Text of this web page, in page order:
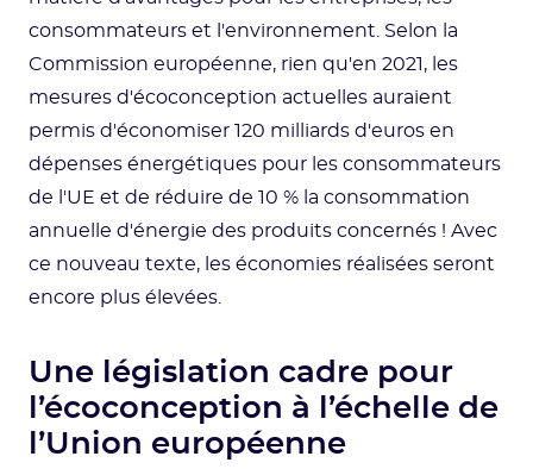
consommateurs et l'environnement. Selon la
Commission européenne, rien qu'en 2021, les
mesures d'écoconception actuelles auraient
permis d'économiser 120 milliards d'euros en
dépenses énergétiques pour les consommateurs
de l'UE et de réduire de 10 % la consommation
annuelle d'énergie des produits concernés ! Avec
ce nouveau texte, les économies réalisées seront
encore plus élevées.
Une législation cadre pour
l’écoconception à l’échelle de
l’Union européenne